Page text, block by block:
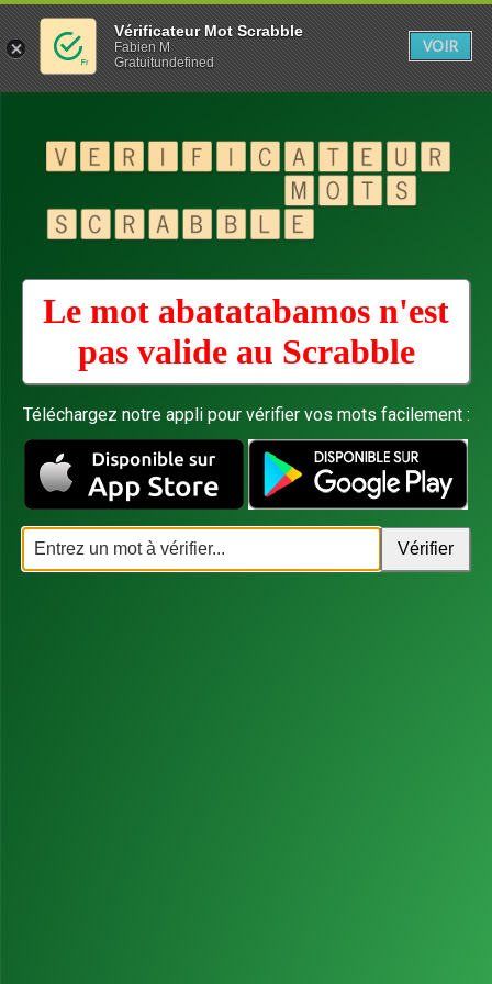
Le mot abatatabamos n'est
pas valide au Scrabble
Téléchargez notre appli pour vérifier vos mots facilement :
Vérificateur Mot Scrabble
Fabien M
Gratuitundefined
VOIR